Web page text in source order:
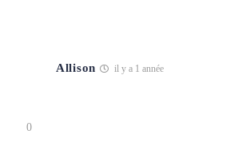
Allison il y a 1 année
0